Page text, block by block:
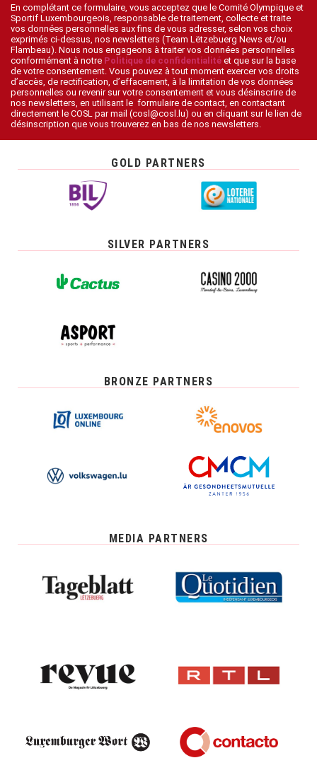
En complétant ce formulaire, vous acceptez que le Comité Olympique et
Sportif Luxembourgeois, responsable de traitement, collecte et traite
vos données personnelles aux fins de vous adresser, selon vos choix
exprimés ci-dessus, nos newsletters (Team Lëtzebuerg News et/ou
Flambeau). Nous nous engageons à traiter vos données personnelles
conformément à notre Politique de confidentialité et que sur la base
de votre consentement. Vous pouvez à tout moment exercer vos droits
d’accès, de rectification, d’effacement, à la limitation de vos données
personnelles ou revenir sur votre consentement et vous désinscrire de
nos newsletters, en utilisant le formulaire de contact, en contactant
directement le COSL par mail (cosl@cosl.lu) ou en cliquant sur le lien de
désinscription que vous trouverez en bas de nos newsletters.
GOLD PARTNERS
SILVER PARTNERS
BRONZE PARTNERS
MEDIA PARTNERS